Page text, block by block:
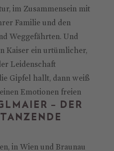
im Zusammensein mit
Familie und den
Weggefährten. Und
Kaiser ein urtümlicher,
Leidenschaft
Gipfel hallt, dann weiß
Emotionen freien
– DER
in Wien und Braunau